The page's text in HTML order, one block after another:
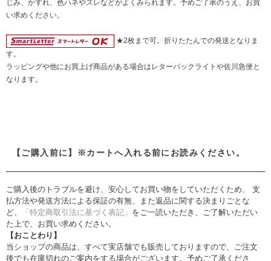
じみ、かすれ、色ハネやズレなどがよくみられます。予めご了承のうえ、お買
い求めください。
★2枚まで可。折りたたんでの発送となりま
す。
ラッピングや他にお買上げ商品がある場合はレターパックライトや佐川急便と
なります。
【ご購入前に】※カートへ入れる前にお読みください。
ご購入後のトラブルを避け、安心してお買い物をしていただくため、 支
払方法や発送方法による保証の有無、また返品に関する決まりごとな
ど、
「特定商取引法に基づく表記」 をご一読いただき、ご了解いただい
た上で、お買い求めください。
【おことわり】
当ショップの商品は、すべて実店舗でも販売しておりますので、ご注文
後でも在庫切れのご案内をする場合がございます。予めご了承くださ